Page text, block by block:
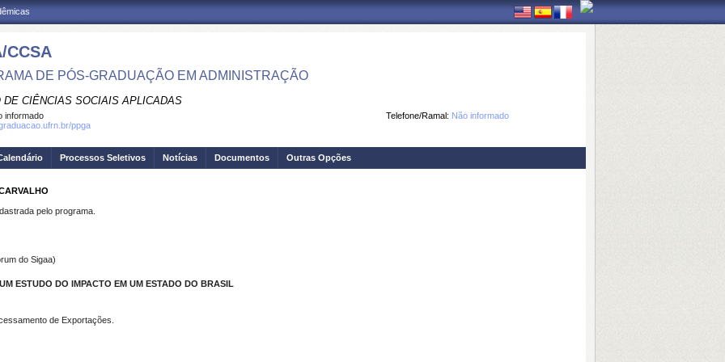
CCSA
DE PÓS-GRADUAÇÃO EM ADMINISTRAÇÃO
DE CIÊNCIAS SOCIAIS APLICADAS
Telefone/Ramal: Não informado
informado
ppga
Processos Seletivos Notícias Documentos Outras Opções
pelo programa.
do Sigaa)
ESTUDO DO IMPACTO EM UM ESTADO DO BRASIL
de Exportações.